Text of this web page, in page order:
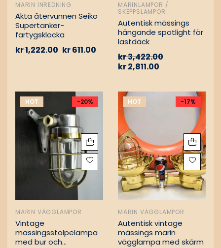
MARIN INREDNING
Äkta återvunnen Seiko
Supertanker-
fartygsklocka
kr1,222.00 kr611.00
MARINLAMPOR /
SKEPPSLAMPOR
Autentisk mässings
hängande spotlight för
lastdäck
kr3,422.00
kr2,811.00
HOT -20%
MARIN VÄGGLAMPOR
Vintage
mässingsstolpelampa
med bur och
HOT -17%
MARIN VÄGGLAMPOR
Autentisk vintage
mässings marin
vägglampa med skärm